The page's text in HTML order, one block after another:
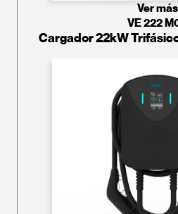
Ver más
VE 222
Cargador 22kW